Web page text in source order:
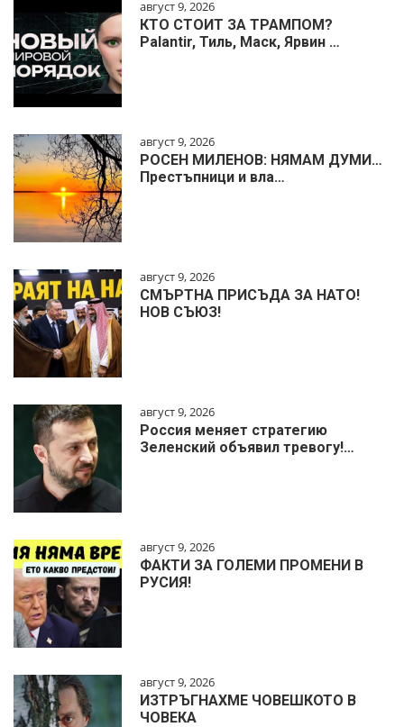
август 9, 2026
КТО СТОИТ ЗА ТРАМПОМ?
Palantir, Тиль, Маск, Ярвин …
август 9, 2026
РОСЕН МИЛЕНОВ: НЯМАМ ДУМИ…
Престъпници и вла…
август 9, 2026
СМЪРТНА ПРИСЪДА ЗА НАТО!
НОВ СЪЮЗ!
август 9, 2026
Россия меняет стратегию
Зеленский объявил тревогу!…
август 9, 2026
ФАКТИ ЗА ГОЛЕМИ ПРОМЕНИ В
РУСИЯ!
август 9, 2026
ИЗТРЪГНАХМЕ ЧОВЕШКОТО В
ЧОВЕКА